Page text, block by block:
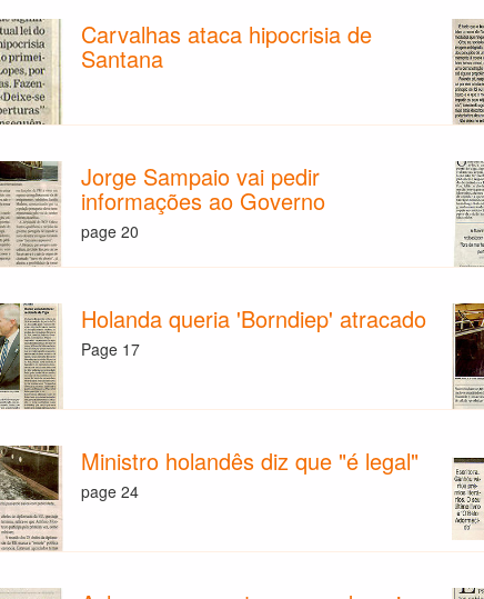
Carvalhas ataca hipocrisia de
Santana
Jorge Sampaio vai pedir
informações ao Governo
page 20
Holanda queria 'Borndiep' atracado
Page 17
Ministro holandês diz que "é legal"
page 24